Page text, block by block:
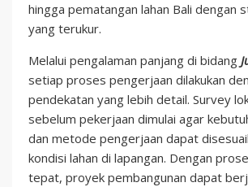
hingga pematangan lahan Bali dengan
yang terukur.
Melalui pengalaman panjang di bidang
setiap proses pengerjaan dilakukan
pendekatan yang lebih detail. Survey
sebelum pekerjaan dimulai agar
dan metode pengerjaan dapat
kondisi lahan di lapangan. Dengan
tepat, proyek pembangunan dapat